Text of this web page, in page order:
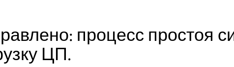
процесс простоя
ЦП.